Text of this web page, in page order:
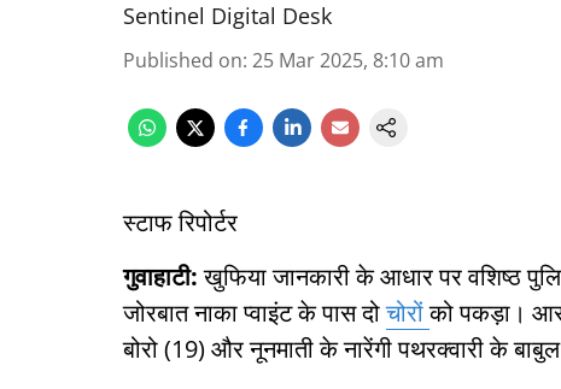
Sentinel Digital Desk
Published on: 25 Mar 2025, 8:10 am
स्टाफ रिपोर्टर
गुवाहाटी:खुफिया जानकारी के आधार पर वशिष्ठ
जोरबात नाका प्वाइंट के पास दोचोरोंको पकड़ा।
बोरो (19) और नूनमाती के नारेंगी पथरक्वारी के